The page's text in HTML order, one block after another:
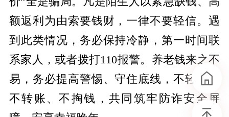
额返利为由索要钱财，一律不要轻信。遇
到此类情况，务必保持冷静，第一时间联
系家人，或者拨打110报警。养老钱来之不
易，务必提高警惕、守住底线，不轻信、
不转账、不掏钱，共同筑牢防诈安全屏